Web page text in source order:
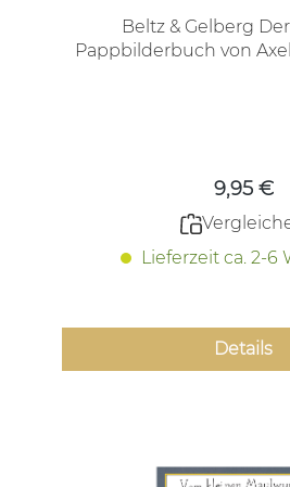
Beltz & Gelberg
Pappbilderbuch von
9,95 €
Lieferzeit ca. 2-6
Details